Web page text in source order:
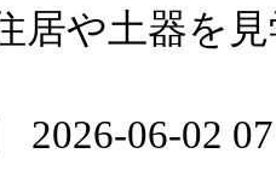
居や土器を
2026-06-02